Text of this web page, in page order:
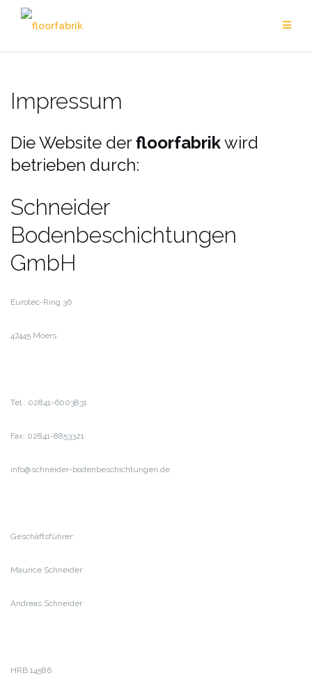
Zum
Impressum
Die Website derfloorfabrikwird
betrieben durch:
Schneider
Bodenbeschichtungen
GmbH
Eurotec-Ring 36
47445 Moers
Tel.: 02841-6003831
Fax: 02841-8853321
info@schneider-bodenbeschichtungen.de
Geschäftsführer:
Maurice Schneider
Andreas Schneider
HRB 14586